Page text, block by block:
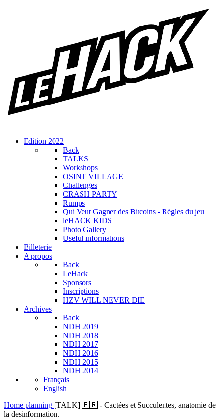
Edition 2022
Back
TALKS
Workshops
OSINT VILLAGE
Challenges
CRASH PARTY
Rumps
Qui Veut Gagner des Bitcoins - Règles du jeu
leHACK KIDS
Photo Gallery
Useful informations
Billeterie
A propos
Back
LeHack
Sponsors
Inscriptions
HZV WILL NEVER DIE
Archives
Back
NDH 2019
NDH 2018
NDH 2017
NDH 2016
NDH 2015
NDH 2014
Français
English
Home planning [TALK] 🇫🇷 - Cactées et Succulentes, anatomie de
la desinformation.